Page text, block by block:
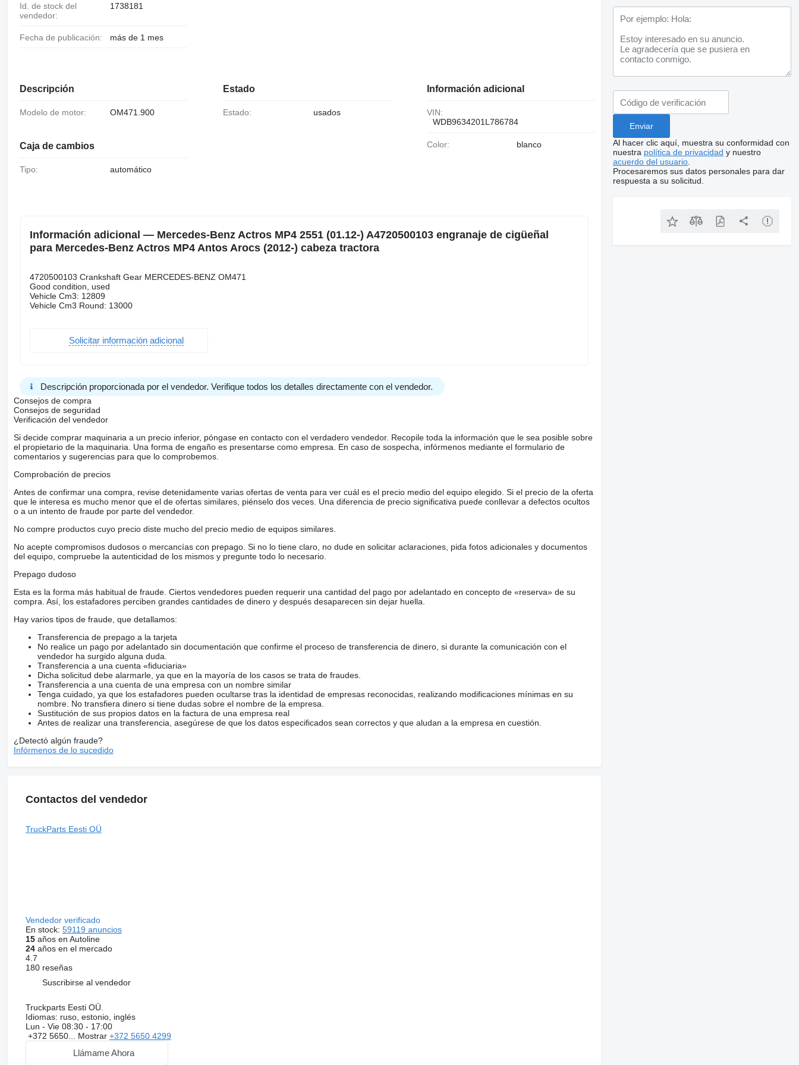
Id. de stock del
vendedor:
1738181
Fecha de publicación: más de 1 mes
Descripción
Modelo de motor: OM471.900
Caja de cambios
Tipo: automático
Estado
Estado: usados
Información adicional
VIN:
WDB9634201L786784
Color: blanco
Información adicional — Mercedes-Benz Actros MP4 2551 (01.12-) A4720500103 engranaje de cigüeñal
para Mercedes-Benz Actros MP4 Antos Arocs (2012-) cabeza tractora
4720500103 Crankshaft Gear MERCEDES-BENZ OM471
Good condition, used
Vehicle Cm3: 12809
Vehicle Cm3 Round: 13000
Solicitar información adicional
Descripción proporcionada por el vendedor. Verifique todos los detalles directamente con el vendedor.
Consejos de compra
Consejos de seguridad
Verificación del vendedor
Si decide comprar maquinaria a un precio inferior, póngase en contacto con el verdadero vendedor. Recopile toda la información que le sea posible sobre
el propietario de la maquinaria. Una forma de engaño es presentarse como empresa. En caso de sospecha, infórmenos mediante el formulario de
comentarios y sugerencias para que lo comprobemos.
Comprobación de precios
Antes de confirmar una compra, revise detenidamente varias ofertas de venta para ver cuál es el precio medio del equipo elegido. Si el precio de la oferta
que le interesa es mucho menor que el de ofertas similares, piénselo dos veces. Una diferencia de precio significativa puede conllevar a defectos ocultos
o a un intento de fraude por parte del vendedor.
No compre productos cuyo precio diste mucho del precio medio de equipos similares.
No acepte compromisos dudosos o mercancías con prepago. Si no lo tiene claro, no dude en solicitar aclaraciones, pida fotos adicionales y documentos
del equipo, compruebe la autenticidad de los mismos y pregunte todo lo necesario.
Prepago dudoso
Esta es la forma más habitual de fraude. Ciertos vendedores pueden requerir una cantidad del pago por adelantado en concepto de «reserva» de su
compra. Así, los estafadores perciben grandes cantidades de dinero y después desaparecen sin dejar huella.
Hay varios tipos de fraude, que detallamos:
Transferencia de prepago a la tarjeta
No realice un pago por adelantado sin documentación que confirme el proceso de transferencia de dinero, si durante la comunicación con el
vendedor ha surgido alguna duda.
Transferencia a una cuenta «fiduciaria»
Dicha solicitud debe alarmarle, ya que en la mayoría de los casos se trata de fraudes.
Transferencia a una cuenta de una empresa con un nombre similar
Tenga cuidado, ya que los estafadores pueden ocultarse tras la identidad de empresas reconocidas, realizando modificaciones mínimas en su
nombre. No transfiera dinero si tiene dudas sobre el nombre de la empresa.
Sustitución de sus propios datos en la factura de una empresa real
Antes de realizar una transferencia, asegúrese de que los datos especificados sean correctos y que aludan a la empresa en cuestión.
¿Detectó algún fraude?
Infórmenos de lo sucedido
Contactos del vendedor
TruckParts Eesti OÜ
Vendedor verificado
En stock: 59119 anuncios
15años en Autoline
24años en el mercado
4.7
180 reseñas
Suscribirse al vendedor
Truckparts Eesti OÜ.
Idiomas: ruso, estonio, inglés
Lun - Vie 08:30 - 17:00
+372 5650... Mostrar +372 5650 4299
Llámame Ahora
Al hacer clic aquí, muestra su conformidad con
nuestra política de privacidad y nuestro
acuerdo del usuario
Procesaremos sus datos personales para dar
respuesta a su solicitud.